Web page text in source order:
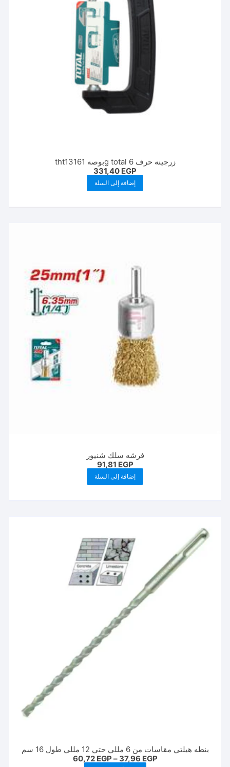
زرجينه حرف g total 6بوصه tht13161
331,40 EGP
إضافة إلى السلة
فرشه سلك شنيور
91,81 EGP
إضافة إلى السلة
بنطه هيلتي مقاسات من 6 مللي حتي 12 مللي طول 16 سم
37,96 EGP
–
60,72 EGP نطاق